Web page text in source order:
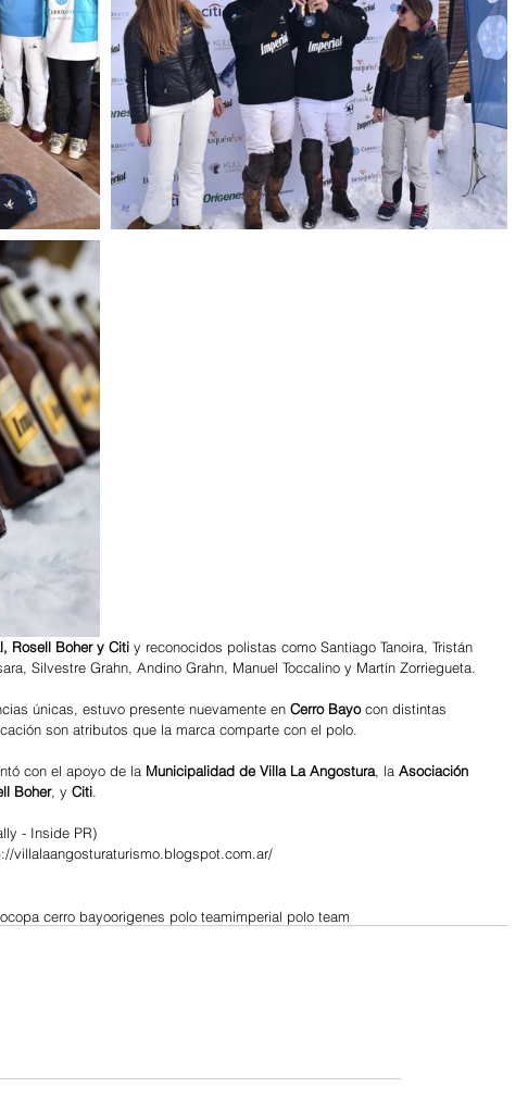
Rosell Boher y Citi y reconocidos polistas como Santiago Tanoira, Tristán
Silvestre Grahn, Andino Grahn, Manuel Toccalino y Martín Zorriegueta.
únicas, estuvo presente nuevamente en Cerro Bayo con distintas
son atributos que la marca comparte con el polo.
con el apoyo de la Municipalidad de Villa La Angostura, la Asociación
Boher, y Citi.
- Inside PR)
villalaangosturaturismo.blogspot.com.ar/
copa cerro bayoorigenes polo teamimperial polo team